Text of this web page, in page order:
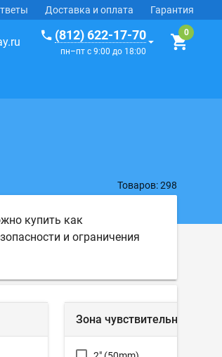
Доставка и оплата Гарантия
(812) 622-17-70
пн–пт с 9:00 до 18:00
купить как
и ограничения
Товаров: 298
Зона чувствительности